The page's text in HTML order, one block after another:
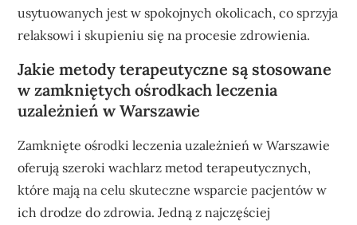
usytuowanych jest w spokojnych okolicach, co sprzyja
relaksowi i skupieniu się na procesie zdrowienia.
Jakie metody terapeutyczne są stosowane
w zamkniętych ośrodkach leczenia
uzależnień w Warszawie
Zamknięte ośrodki leczenia uzależnień w Warszawie
oferują szeroki wachlarz metod terapeutycznych,
które mają na celu skuteczne wsparcie pacjentów w
ich drodze do zdrowia. Jedną z najczęściej